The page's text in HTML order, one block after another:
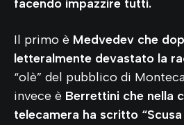
facendo impazzire tutti.
Il primo è Medvedev che
letteralmente devastato la
“olè” del pubblico di
invece è Berrettini che nella
telecamera ha scritto